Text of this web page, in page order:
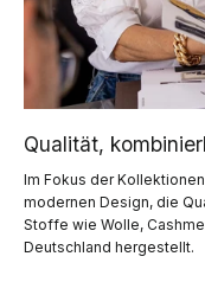
Qualität,
Im Fokus der
modernen Design, die
Stoffe wie Wolle,
Deutschland hergestellt.